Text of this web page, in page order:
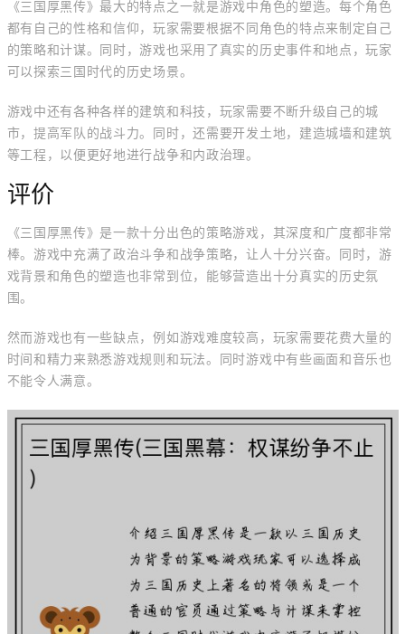
《三国厚黑传》最大的特点之一就是游戏中角色的塑造。每个角色
都有自己的性格和信仰，玩家需要根据不同角色的特点来制定自己
的策略和计谋。同时，游戏也采用了真实的历史事件和地点，玩家
可以探索三国时代的历史场景。
游戏中还有各种各样的建筑和科技，玩家需要不断升级自己的城
市，提高军队的战斗力。同时，还需要开发土地，建造城墙和建筑
等工程，以便更好地进行战争和内政治理。
评价
《三国厚黑传》是一款十分出色的策略游戏，其深度和广度都非常
棒。游戏中充满了政治斗争和战争策略，让人十分兴奋。同时，游
戏背景和角色的塑造也非常到位，能够营造出十分真实的历史氛
围。
然而游戏也有一些缺点，例如游戏难度较高，玩家需要花费大量的
时间和精力来熟悉游戏规则和玩法。同时游戏中有些画面和音乐也
不能令人满意。